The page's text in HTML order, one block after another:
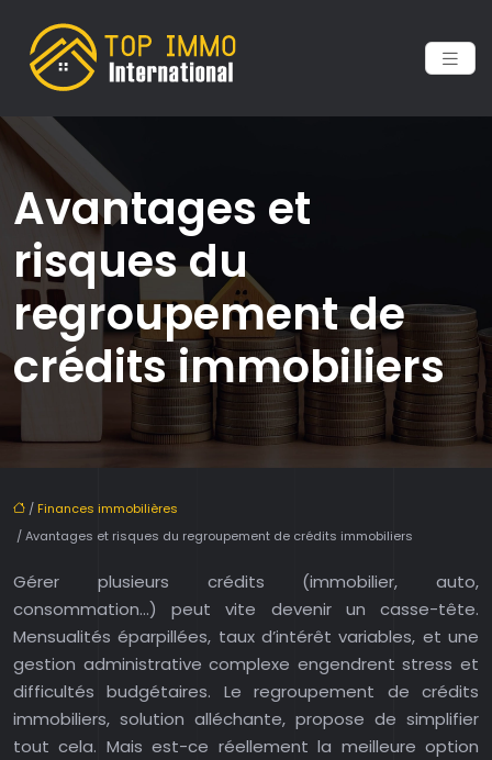
Avantages et
risques du
regroupement de
crédits immobiliers
/ Finances immobilières
/ Avantages et risques du regroupement de crédits immobiliers
Gérer plusieurs crédits (immobilier, auto,
consommation…) peut vite devenir un casse-tête.
Mensualités éparpillées, taux d’intérêt variables, et une
gestion administrative complexe engendrent stress et
difficultés budgétaires. Le regroupement de crédits
immobiliers, solution alléchante, propose de simplifier
tout cela. Mais est-ce réellement la meilleure option